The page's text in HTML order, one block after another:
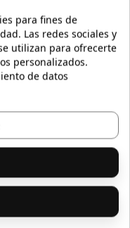
DELINA EAU DE PARFUM
para fines de
Las redes sociales y
utilizan para ofrecerte
personalizados.
de datos